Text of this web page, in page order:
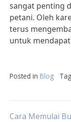
sangat penting
petani. Oleh
terus
untuk
Posted in Blog
Cara Memulai